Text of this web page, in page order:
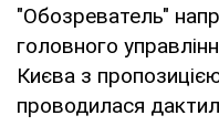
"Обозреватель"
головного
Києва з
проводилася